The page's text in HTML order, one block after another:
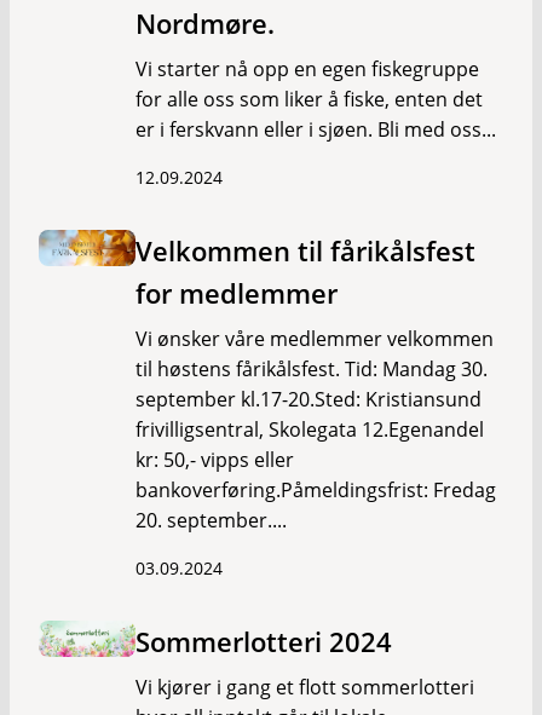
Nordmøre.
Vi starter nå opp en egen fiskegruppe
for alle oss som liker å fiske, enten det
er i ferskvann eller i sjøen. Bli med oss...
12.09.2024
Velkommen til fårikålsfest
for medlemmer
Vi ønsker våre medlemmer velkommen
til høstens fårikålsfest. Tid: Mandag 30.
september kl.17-20.Sted: Kristiansund
frivilligsentral, Skolegata 12.Egenandel
kr: 50,- vipps eller
bankoverføring.Påmeldingsfrist: Fredag
20. september....
03.09.2024
Sommerlotteri 2024
Vi kjører i gang et flott sommerlotteri